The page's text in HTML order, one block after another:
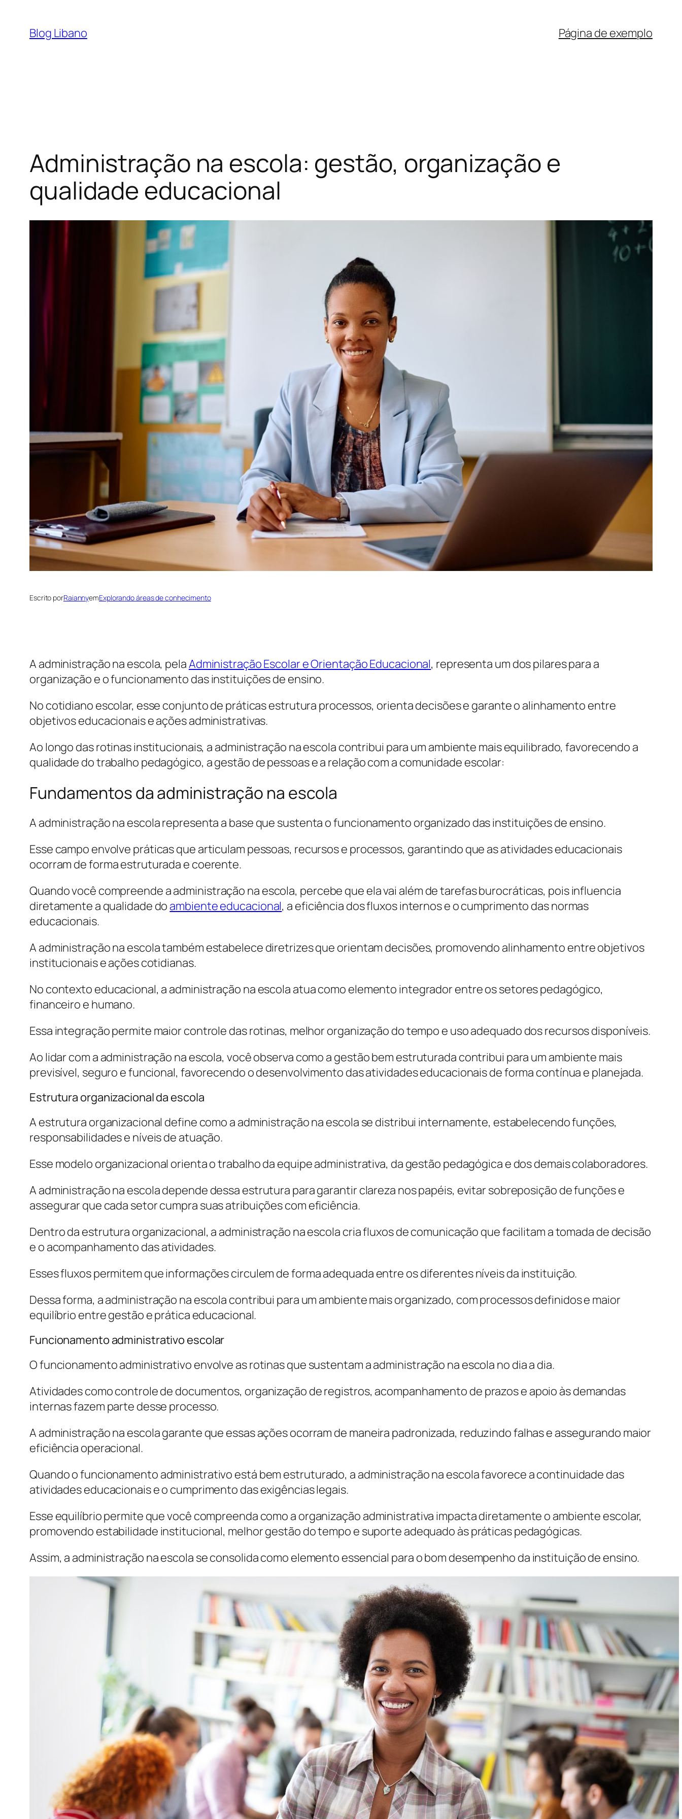
Blog Libano Página de exemplo
Administração na escola: gestão, organização e
qualidade educacional
Escrito porRaiannyemExplorando áreas de conhecimento
A administração na escola, pelaAdministração Escolar e Orientação Educacional, representa um dos pilares para a
organização e o funcionamento das instituições de ensino.
No cotidiano escolar, esse conjunto de práticas estrutura processos, orienta decisões e garante o alinhamento entre
objetivos educacionais e ações administrativas.
Ao longo das rotinas institucionais, a administração na escola contribui para um ambiente mais equilibrado, favorecendo a
qualidade do trabalho pedagógico, a gestão de pessoas e a relação com a comunidade escolar:
Fundamentos da administração na escola
A administração na escola representa a base que sustenta o funcionamento organizado das instituições de ensino.
Esse campo envolve práticas que articulam pessoas, recursos e processos, garantindo que as atividades educacionais
ocorram de forma estruturada e coerente.
Quando você compreende a administração na escola, percebe que ela vai além de tarefas burocráticas, pois influencia
diretamente a qualidade do ambiente educacional, a eficiência dos fluxos internos e o cumprimento das normas
educacionais.
A administração na escola também estabelece diretrizes que orientam decisões, promovendo alinhamento entre objetivos
institucionais e ações cotidianas.
No contexto educacional, a administração na escola atua como elemento integrador entre os setores pedagógico,
financeiro e humano.
Essa integração permite maior controle das rotinas, melhor organização do tempo e uso adequado dos recursos disponíveis.
Ao lidar com a administração na escola, você observa como a gestão bem estruturada contribui para um ambiente mais
previsível, seguro e funcional, favorecendo o desenvolvimento das atividades educacionais de forma contínua e planejada.
Estrutura organizacional da escola
A estrutura organizacional define como a administração na escola se distribui internamente, estabelecendo funções,
responsabilidades e níveis de atuação.
Esse modelo organizacional orienta o trabalho da equipe administrativa, da gestão pedagógica e dos demais colaboradores.
A administração na escola depende dessa estrutura para garantir clareza nos papéis, evitar sobreposição de funções e
assegurar que cada setor cumpra suas atribuições com eficiência.
Dentro da estrutura organizacional, a administração na escola cria fluxos de comunicação que facilitam a tomada de decisão
e o acompanhamento das atividades.
Esses fluxos permitem que informações circulem de forma adequada entre os diferentes níveis da instituição.
Dessa forma, a administração na escola contribui para um ambiente mais organizado, com processos definidos e maior
equilíbrio entre gestão e prática educacional.
Funcionamento administrativo escolar
O funcionamento administrativo envolve as rotinas que sustentam a administração na escola no dia a dia.
Atividades como controle de documentos, organização de registros, acompanhamento de prazos e apoio às demandas
internas fazem parte desse processo.
A administração na escola garante que essas ações ocorram de maneira padronizada, reduzindo falhas e assegurando maior
eficiência operacional.
Quando o funcionamento administrativo está bem estruturado, a administração na escola favorece a continuidade das
atividades educacionais e o cumprimento das exigências legais.
Esse equilíbrio permite que você compreenda como a organização administrativa impacta diretamente o ambiente escolar,
promovendo estabilidade institucional, melhor gestão do tempo e suporte adequado às práticas pedagógicas.
Assim, a administração na escola se consolida como elemento essencial para o bom desempenho da instituição de ensino.